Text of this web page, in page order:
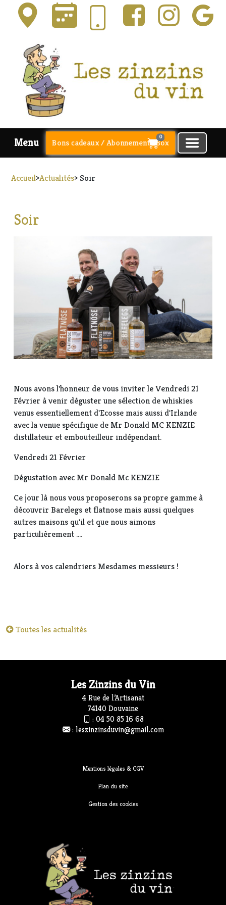
Menu Bons cadeaux / Abonnements Box
0
Accueil>Actualités> Soir
Soir
Nous avons l'honneur de vous inviter le Vendredi 21
Février à venir déguster une sélection de whiskies
venus essentiellement d'Ecosse mais aussi d'Irlande
avec la venue spécifique de Mr Donald MC KENZIE
distillateur et embouteilleur indépendant.
Vendredi 21 Février
Dégustation avec Mr Donald Mc KENZIE
Ce jour là nous vous proposerons sa propre gamme à
découvrir Barelegs et flatnose mais aussi quelques
autres maisons qu'il et que nous aimons
particulièrement ....
Alors à vos calendriers Mesdames messieurs !
Toutes les actualités
Les Zinzins du Vin
4 Rue de l’Artisanat
74140 Douvaine
: 04 50 85 16 68
: leszinzinsduvin@gmail.com
Mentions légales & CGV
Plan du site
Gestion des cookies